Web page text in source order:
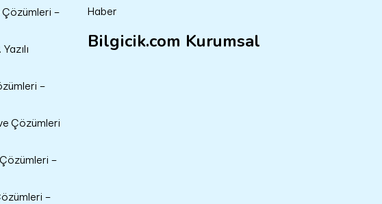
Çözümleri –
–
Çözümleri
Çözümleri –
–
Haber
Bilgicik.com Kurumsal